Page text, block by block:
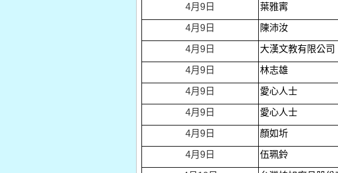
4月9日 葉雅寗
4月9日 陳沛汝
4月9日 大漢文教有限公司
4月9日 林志雄
4月9日 愛心人士
4月9日 愛心人士
4月9日 顏如圻
4月9日 伍珮鈴